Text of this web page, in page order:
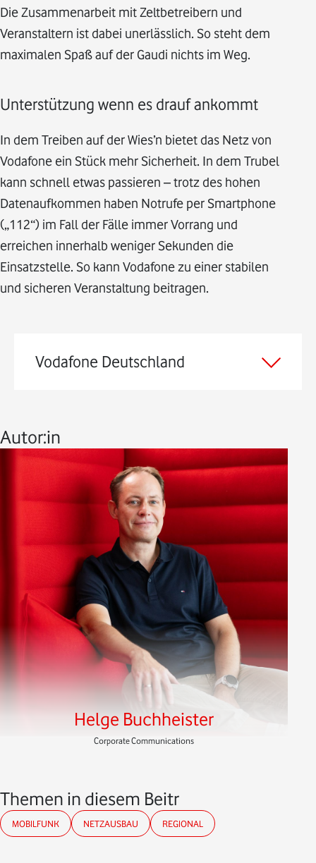
Die Zusammenarbeit mit Zeltbetreibern und
Veranstaltern ist dabei unerlässlich. So steht dem
maximalen Spaß auf der Gaudi nichts im Weg.
Unterstützung wenn es drauf ankommt
In dem Treiben auf der Wies’n bietet das Netz von
Vodafone ein Stück mehr Sicherheit. In dem Trubel
kann schnell etwas passieren – trotz des hohen
Datenaufkommen haben Notrufe per Smartphone
(„112“) im Fall der Fälle immer Vorrang und
erreichen innerhalb weniger Sekunden die
Einsatzstelle. So kann Vodafone zu einer stabilen
und sicheren Veranstaltung beitragen.
Vodafone Deutschland
Autor:in
Helge Buchheister
Corporate Communications
Themen in diesem Beitrag
MOBILFUNK NETZAUSBAU REGIONAL